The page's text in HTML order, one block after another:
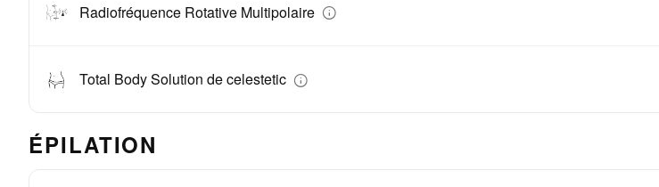
Radiofréquence Rotative Multipolaire
Total Body Solution de celestetic
ÉPILATION